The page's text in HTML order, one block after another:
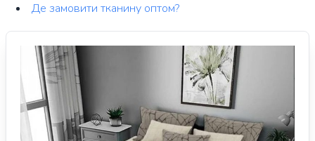
Де замовити тканину оптом?